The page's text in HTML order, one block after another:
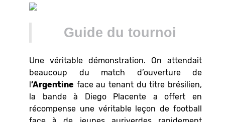
Guide du tournoi
Une véritable démonstration. On attendait
beaucoup du match d’ouverture de
’Argentine face au tenant du titre brésilien,
la bande à Diego Placente a offert en
récompense une véritable leçon de football